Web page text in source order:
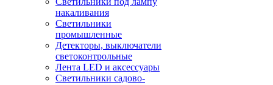
накаливания
Светильники
промышленные
Детекторы, выключатели
светоконтрольные
Лента LED и аксессуары
Светильники садово-